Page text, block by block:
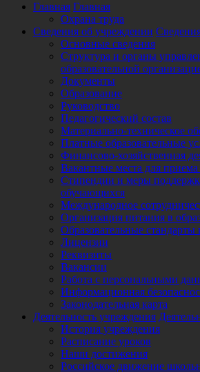
Главная Главная
Охрана труда
Сведения об учреждении
Основные сведения
Структура и органы
образовательной
Документы
Образование
Руководство
Педагогический состав
Материально-техническое
Платные образовательные
Финансово-хозяйственная
Вакантные места для приема
Стипендии и меры
обучающихся
Международное
Организация питания в
Образовательные стандарты
Лицензии
Реквизиты
Вакансии
Работа с персональными
Информационная
Законодательная карта
Деятельность учреждения
История учреждения
Расписание уроков
Наши достижения
Российское движение